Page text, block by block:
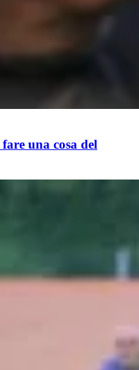
una cosa del